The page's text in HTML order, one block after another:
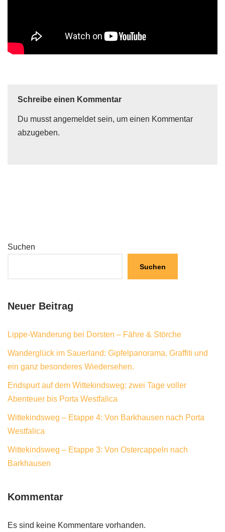
Schreibe einen Kommentar
Du musstangemeldetsein, um einen Kommentar
abzugeben.
Suchen
Suchen
Neuer Beitrag
Lippe-Wanderung bei Dorsten – Fähre & Störche
Wanderglück im Sauerland: Gipfelpanorama, Graffiti und
ein ganz besonderes Wiedersehen.
Endspurt auf dem Wittekindsweg: zwei Tage voller
Abenteuer bis Porta Westfalica
Wittekindsweg – Etappe 4: Von Barkhausen nach Porta
Westfalica
Wittekindsweg – Etappe 3: Von Ostercappeln nach
Barkhausen
Kommentar
Es sind keine Kommentare vorhanden.